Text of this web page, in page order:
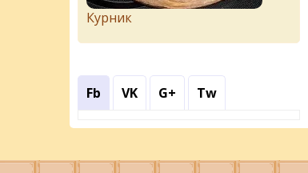
Курник
Fb VK G+ Tw